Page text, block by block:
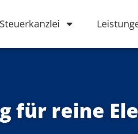
Steuerkanzlei
für reine